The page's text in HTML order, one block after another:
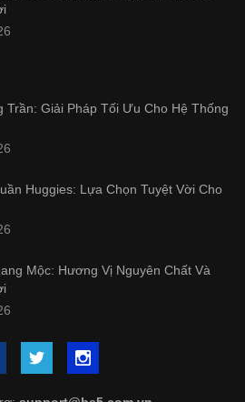
Trần: Giải Pháp Tối Ưu Cho Hệ Thống
Huggies: Lựa Chọn Tuyệt Vời Cho
Mộc: Hương Vị Nguyên Chất Và